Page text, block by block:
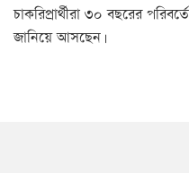
চাকরিপ্রার্থীরা ৩০ বছরের
জানিয়ে আসছেন।